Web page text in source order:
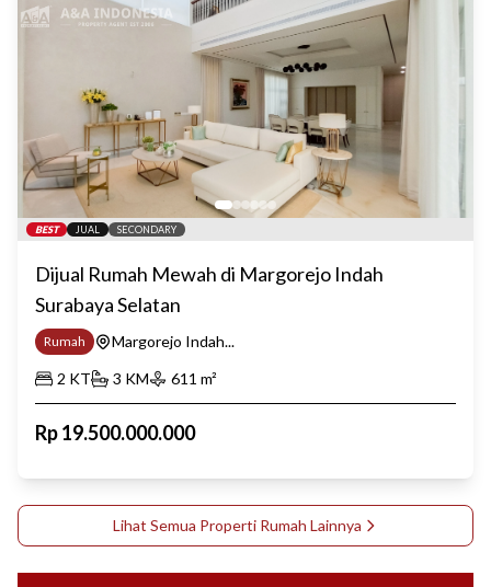
BEST JUAL SECONDARY
Dijual Rumah Mewah di Margorejo Indah
Surabaya Selatan
Rumah
Margorejo Indah...
2 KT 3 KM 611 m²
Rp19.500.000.000
Lihat Semua Properti Rumah Lainnya